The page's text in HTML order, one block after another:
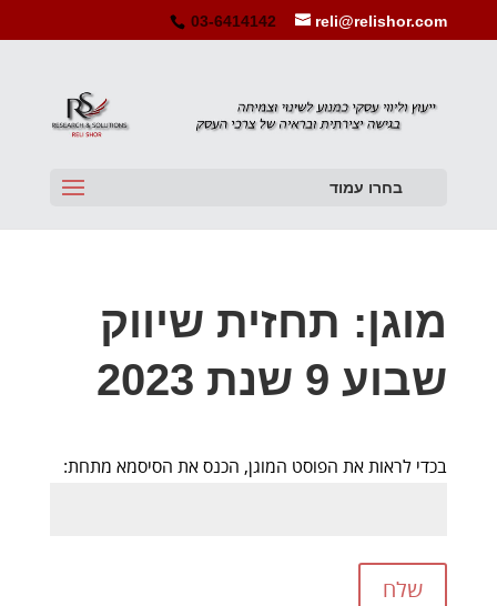
03-6414142 reli@relishor.com
בחרו עמוד
מוגן: תחזית שיווק
שבוע 9 שנת 2023
בכדי לראות את הפוסט המוגן, הכנס את הסיסמא מתחת:
שלח